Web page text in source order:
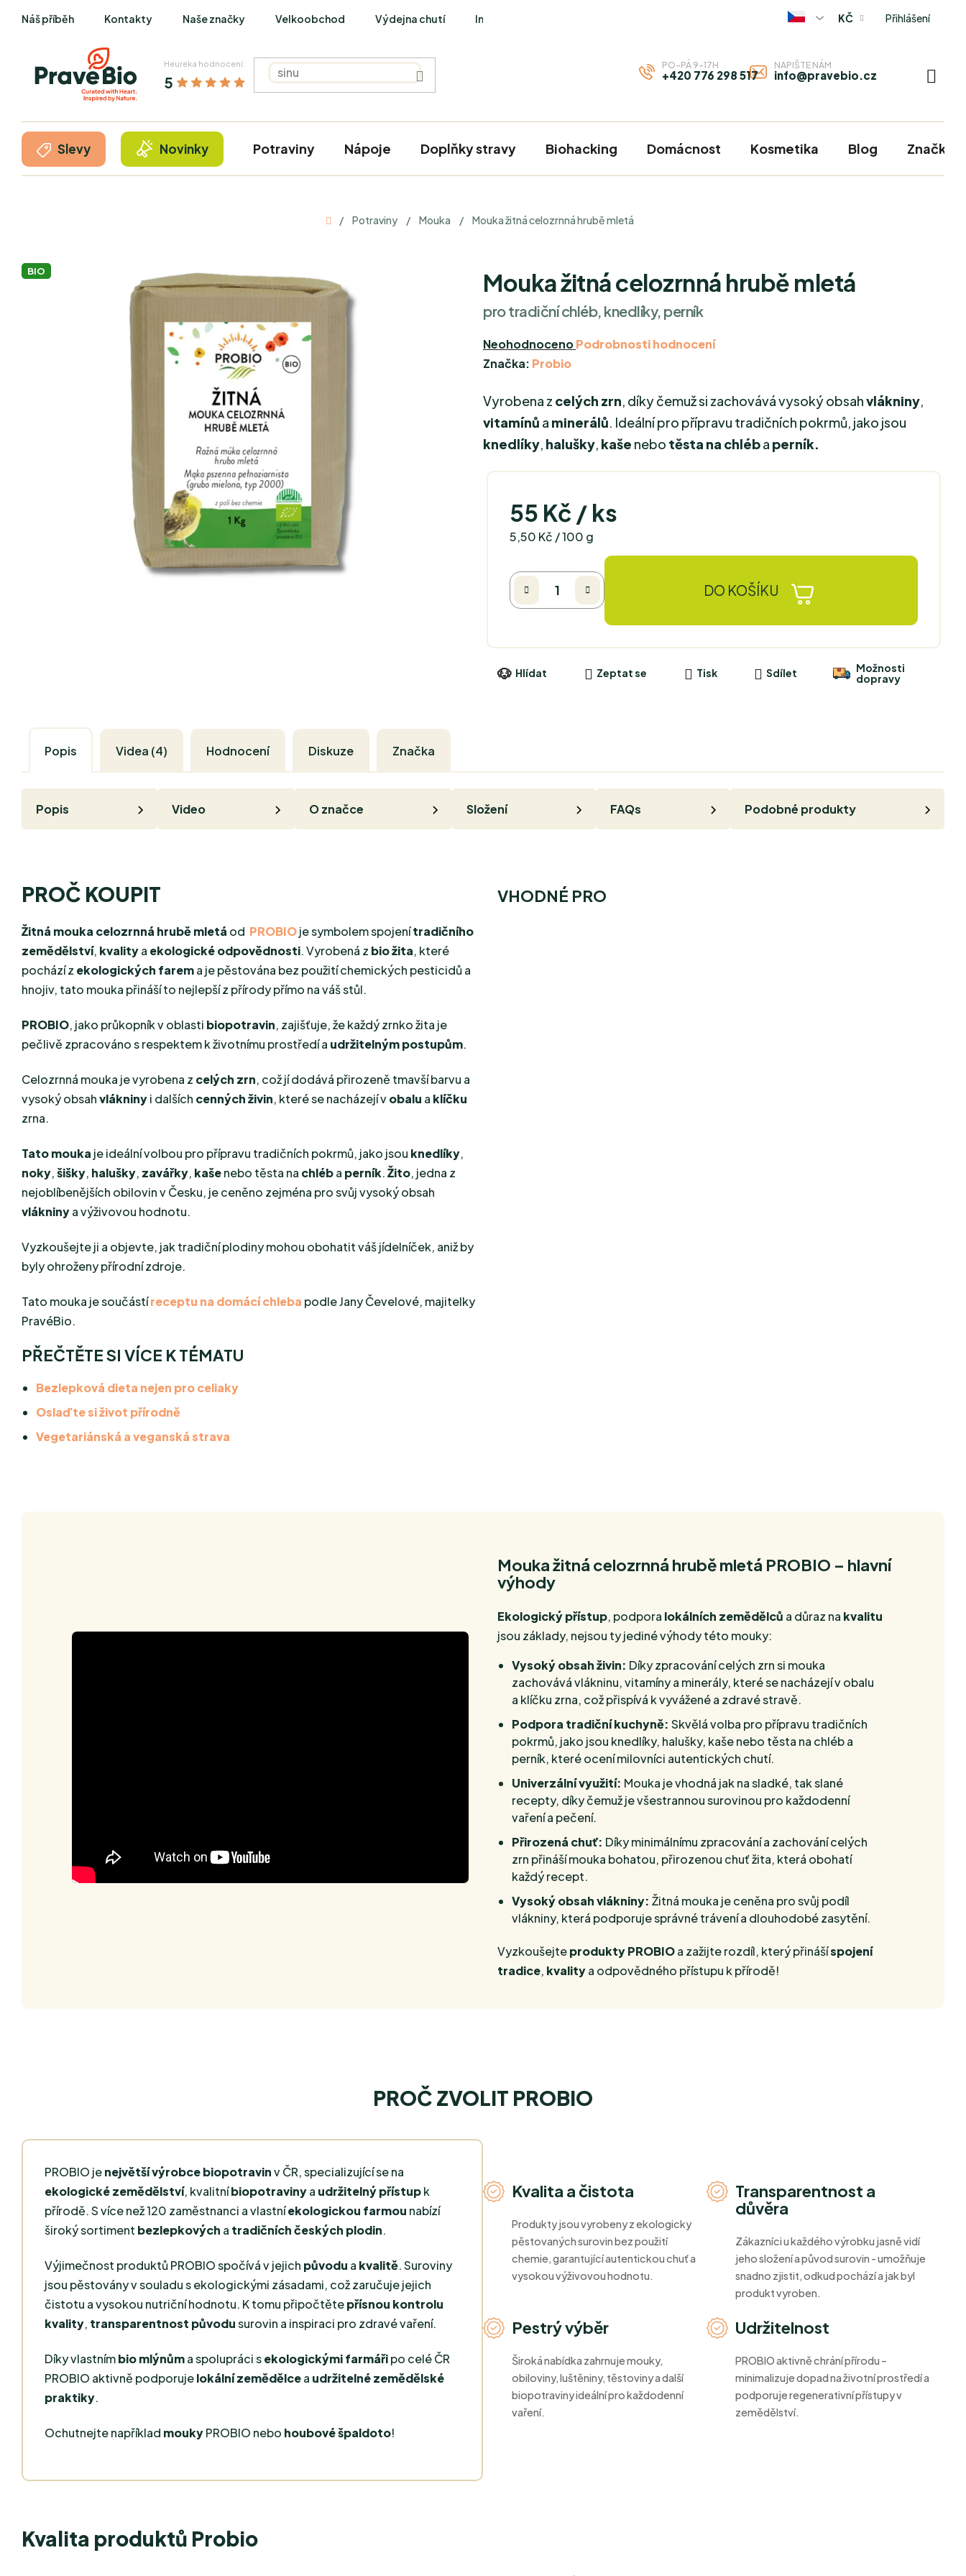
Náš příběh Kontakty Naše značky Velkoobchod Výdejna chutí Interviews KČ Přihlášení
Heureka hodnocení:
5
PO-PÁ 9-17H
+420 776 298 517
NAPIŠTE NÁM
info@pravebio.cz
Slevy Novinky Potraviny Nápoje Doplňky stravy Biohacking Domácnost Kosmetika Blog Značky
Domů
/ Potraviny / Mouka / Mouka žitná celozrnná hrubě mletá
Mouka žitná celozrnná hrubě mletá
pro tradiční chléb, knedlíky, perník
Průměrné
hodnocení
je
0,0
z
hvězdiček.
NeohodnocenoPodrobnosti hodnocení
Značka: Probio
Vyrobena z celých zrn, díky čemuž si zachovává vysoký obsahvlákniny,
vitamínů a minerálů. Ideální pro přípravu tradičních pokrmů, jako jsou
knedlíky, halušky, kaše nebo těsta na chléba perník.
55 Kč / ks
Měrná cena:
5,50 Kč / 100 g
DO KOŠÍKU
Tisk
Zeptat se
Hlídat Sdílet
Možnosti
dopravy
BIO
Popis Videa (4) Hodnocení Diskuze Značka
Popis Video O značce Složení FAQs Podobné produkty
PROČ KOUPIT
Žitná mouka celozrnná hruběmletá od PROBIOje symbolem spojenítradičního
zemědělství, kvalitya ekologické odpovědnosti. Vyrobená z bio žita, které
pochází z ekologických farema je pěstována bez použití chemických pesticidů a
hnojiv, tato mouka přináší to nejlepší z přírody přímo na váš stůl.
PROBIO, jako průkopník v oblasti biopotravin, zajišťuje, že každý zrnko žita je
pečlivě zpracováno s respektem k životnímu prostředí a udržitelným postupům.
Celozrnná mouka je vyrobena z celých zrn, což jí dodává přirozeně tmavší barvu a
vysoký obsahvlákninyi dalších cenných živin, které se nacházejí vobalu a klíčku
zrna.
Tato mouka je ideální volbou pro přípravu tradičních pokrmů, jako jsou knedlíky,
noky,šišky, halušky, zavářky, kašenebo těsta na chléba perník.Žito, jedna z
nejoblíbenějších obilovin v Česku, je ceněno zejména pro svůj vysoký obsah
vlákninya výživovou hodnotu.
Vyzkoušejte ji a objevte, jak tradiční plodiny mohou obohatit váš jídelníček, aniž by
byly ohroženy přírodní zdroje.
Tato mouka je součástíreceptu na domácí chleba podle Jany Čevelové, majitelky
PravéBio.
PŘEČTĚTE SI VÍCE K TÉMATU
Bezlepková dieta nejen pro celiaky
Oslaďte si život přírodně
Vegetariánská a veganská strava
VHODNÉ PRO
Mouka žitná celozrnná hrubě mletá PROBIO – hlavní
výhody
Ekologický přístup, podpora lokálních zemědělců a důraz na kvalitu
jsou základy, nejsou ty jediné výhody této mouky:
Vysoký obsah živin: Díky zpracování celých zrn si mouka
zachovává vlákninu, vitamíny a minerály, které se nacházejí v obalu
a klíčku zrna, což přispívá k vyvážené a zdravé stravě.
Podpora tradiční kuchyně: Skvělá volba pro přípravu tradičních
pokrmů, jako jsou knedlíky, halušky, kaše nebo těsta na chléb a
perník, které ocení milovníci autentických chutí.
Univerzální využití: Mouka je vhodná jak na sladké, tak slané
recepty, díky čemuž je všestrannou surovinou pro každodenní
vaření a pečení.
Přirozená chuť: Díky minimálnímu zpracování a zachování celých
zrn přináší mouka bohatou, přirozenou chuť žita, která obohatí
každý recept.
Vysoký obsah vlákniny: Žitná mouka je ceněna pro svůj podíl
vlákniny, která podporuje správné trávení a dlouhodobé zasytění.
Vyzkoušejteprodukty PROBIOa zažijte rozdíl, který přinášíspojení
tradice, kvalitya odpovědného přístupu k přírodě!
PROČ ZVOLIT PROBIO
PROBIO jenejvětší výrobce biopotravinv ČR, specializující se na
ekologické zemědělství, kvalitníbiopotravinya udržitelný přístupk
přírodě. S více než 120 zaměstnanci a vlastníekologickou farmou nabízí
široký sortiment bezlepkových a tradičních českých plodin.
Výjimečnost produktů PROBIO spočívá v jejich původu a kvalitě. Suroviny
jsou pěstovány v souladu s ekologickými zásadami, což zaručuje jejich
čistotu a vysokou nutriční hodnotu. K tomu připočtětepřísnou kontrolu
kvality, transparentnost původusurovin a inspiraci pro zdravé vaření.
Díky vlastnímbio mlýnůma spolupráci sekologickými farmářipo celé ČR
PROBIO aktivně podporujelokální zemědělcea udržitelné zemědělské
praktiky.
Ochutnejte například moukyPROBIO nebo houbové špaldoto!
Kvalita a čistota
Produkty jsou vyrobeny z ekologicky
pěstovaných surovin bez použití
chemie, garantující autentickou chuť a
vysokou výživovou hodnotu.
Transparentnost a
důvěra
Zákazníci u každého výrobku jasně vidí
jeho složení a původ surovin - umožňuje
snadno zjistit, odkud pochází a jak byl
produkt vyroben.
Pestrý výběr
Široká nabídka zahrnuje mouky,
obiloviny, luštěniny, těstoviny a další
biopotraviny ideální pro každodenní
vaření.
Udržitelnost
PROBIO aktivně chrání přírodu –
minimalizuje dopad na životní prostředí a
podporuje regenerativní přístupy v
zemědělství.
Kvalita produktů Probio